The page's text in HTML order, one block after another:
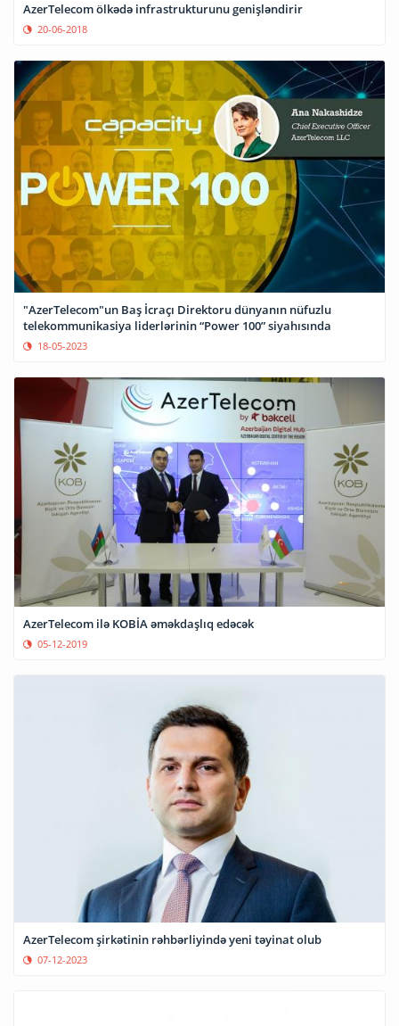
AzerTelecom ölkədə infrastrukturunu genişləndirir
20-06-2018
"AzerTelecom"un Baş İcraçı Direktoru dünyanın nüfuzlu
telekommunikasiya liderlərinin “Power 100” siyahısında
18-05-2023
AzerTelecom ilə KOBİA əməkdaşlıq edəcək
05-12-2019
AzerTelecom şirkətinin rəhbərliyində yeni təyinat olub
07-12-2023